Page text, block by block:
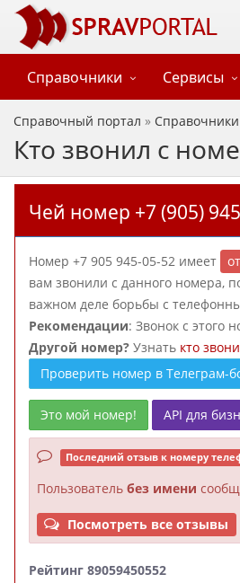
Справочники Сервисы
Справочный портал » Справочники
Кто звонил с
Чей номер +7 (905)
Номер +7 905 945-05-52 имеет
вам звонили с данного номера,
важном деле борьбы с
Рекомендации: Звонок с этого
Другой номер? Узнать кто
Проверить номер в Телеграм-
Это мой номер! API для
Последний отзыв к номеру
Пользователь без имени
Посмотреть все отзывы
Рейтинг 89059450552